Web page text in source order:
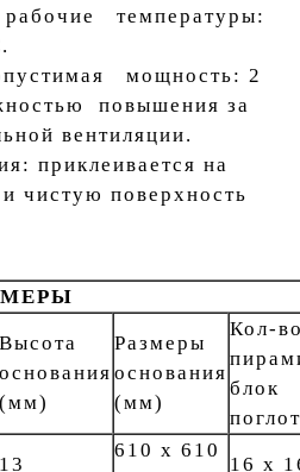
температуры:
мощность: 2
повышения за
вентиляции.
приклеивается на
чистую поверхность
Высота
основания
(мм)
Размеры
основания
(мм)
Кол-
блок
13
610 x 610
16 x